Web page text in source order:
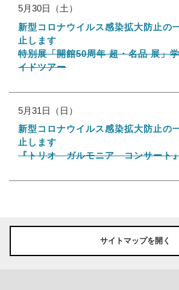
5月30日（土）
新型コロナウイルス感染拡大防止の
止します
特別展「開館50周年 超・名品 展」
イドツアー
5月31日（日）
新型コロナウイルス感染拡大防止の
止します
『トリオ ガルモニア コンサート
サイトマップを開く